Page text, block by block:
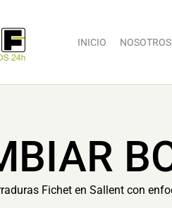
INICIO NOSOTROS
Fichet en Sallent con